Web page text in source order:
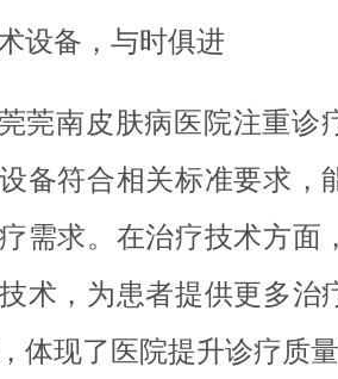
设备，与时俱进
莞南皮肤病医院注重诊
备符合相关标准要求，
需求。在治疗技术方面
术，为患者提供更多治
体现了医院提升诊疗质量